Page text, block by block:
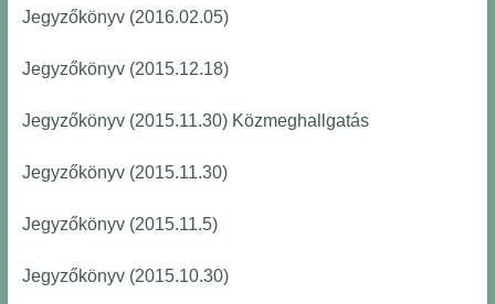
Jegyzőkönyv (2016.02.05)
Jegyzőkönyv (2015.12.18)
Jegyzőkönyv (2015.11.30) Közmeghallgatás
Jegyzőkönyv (2015.11.30)
Jegyzőkönyv (2015.11.5)
Jegyzőkönyv (2015.10.30)